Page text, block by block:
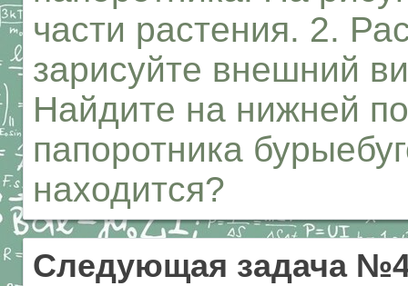
части растения. 2.
зарисуйте внешний
Найдите на нижней
папоротника
находится?
Следующая задача